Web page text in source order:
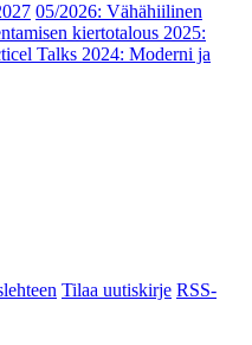
05/2026: Vähähiilinen
kiertotalous 2025:
Talks 2024: Moderni ja
Tilaa uutiskirje RSS-